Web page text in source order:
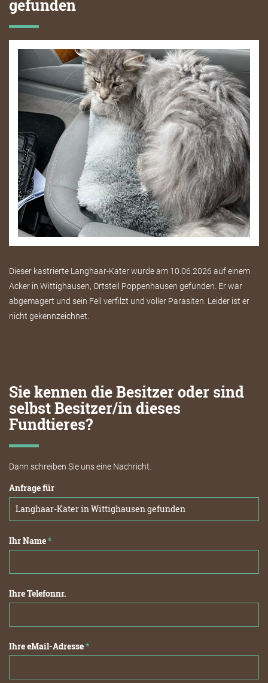
gefunden
Dieser kastrierte Langhaar-Kater wurde am 10.06.2026 auf einem
Acker in Wittighausen, Ortsteil Poppenhausen gefunden. Er war
abgemagert und sein Fell verfilzt und voller Parasiten. Leider ist er
nicht gekennzeichnet.
Sie kennen die Besitzer oder sind
selbst Besitzer/in dieses
Fundtieres?
Dann schreiben Sie uns eine Nachricht.
Anfrage für
Ihr Name*
Ihre Telefonnr.
Ihre eMail-Adresse*